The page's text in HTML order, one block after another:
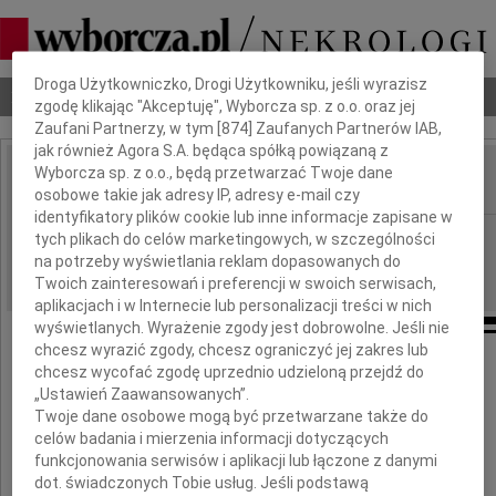
Nekrologi Odeszli Poradnik pogrzebowy
IMIĘ I NAZWISKO:
REGION: Warszawa
DATA EMISJI: 25.09.2010
Kochanemu
Kacprowi
i
Dbamy o Twoją prywatność
Droga Użytkowniczko, Drogi Użytkowniku, jeśli wyrazisz
zgodę klikając "Akceptuję", Wyborcza sp. z o.o. oraz jej
Zaufani Partnerzy, w tym [874 ] Zaufanych Partnerów IAB,
jak również Agora S.A. będąca spółką powiązaną z
Wyborcza sp. z o.o., będą przetwarzać Twoje dane
osobowe takie jak adresy IP, adresy e-mail czy
identyfikatory plików cookie lub inne informacje zapisane w
tych plikach do celów marketingowych, w szczególności
na potrzeby wyświetlania reklam dopasowanych do
Twoich zainteresowań i preferencji w swoich serwisach,
aplikacjach i w Internecie lub personalizacji treści w nich
wyświetlanych. Wyrażenie zgody jest dobrowolne. Jeśli nie
chcesz wyrazić zgody, chcesz ograniczyć jej zakres lub
chcesz wycofać zgodę uprzednio udzieloną przejdź do
„Ustawień Zaawansowanych”.
Twoje dane osobowe mogą być przetwarzane także do
celów badania i mierzenia informacji dotyczących
funkcjonowania serwisów i aplikacji lub łączone z danymi
dot. świadczonych Tobie usług. Jeśli podstawą